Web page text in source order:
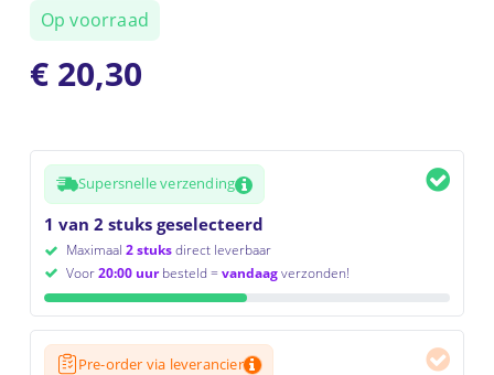
Op voorraad
€20,30
Supersnelle verzending
1 van 2 stuks geselecteerd
Maximaal 2 stuksdirect leverbaar
Voor20:00 uurbesteld =vandaagverzonden!
Pre-order via leverancier